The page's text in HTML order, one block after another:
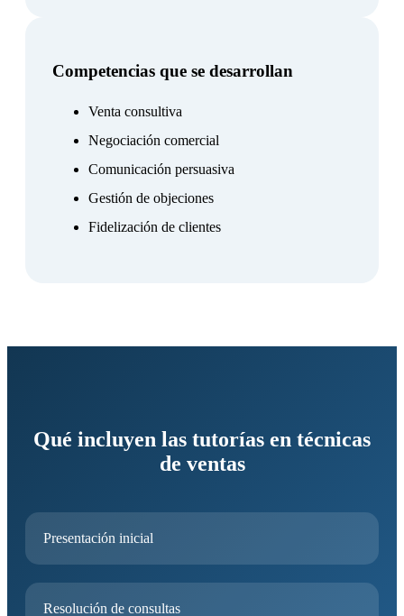
Competencias que se desarrollan
Venta consultiva
Negociación comercial
Comunicación persuasiva
Gestión de objeciones
Fidelización de clientes
Qué incluyen las tutorías en técnicas
de ventas
Presentación inicial
Resolución de consultas